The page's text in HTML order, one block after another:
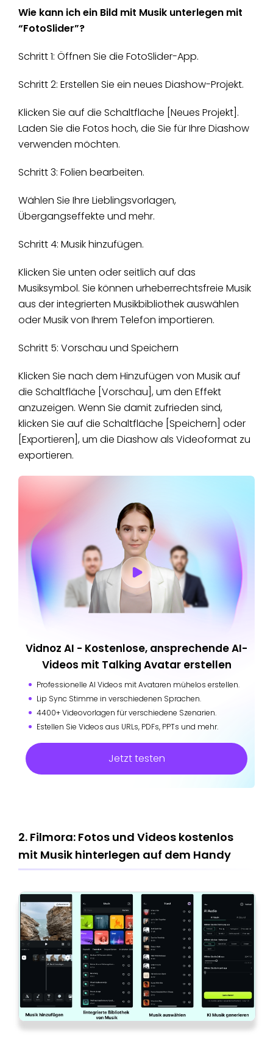
Wie kann ich ein Bild mit Musik unterlegen mit
“FotoSlider”?
Schritt 1: Öffnen Sie die FotoSlider-App.
Schritt 2: Erstellen Sie ein neues Diashow-Projekt.
Klicken Sie auf die Schaltfläche [Neues Projekt].
Laden Sie die Fotos hoch, die Sie für Ihre Diashow
verwenden möchten.
Schritt 3: Folien bearbeiten.
Wählen Sie Ihre Lieblingsvorlagen,
Übergangseffekte und mehr.
Schritt 4: Musik hinzufügen.
Klicken Sie unten oder seitlich auf das
Musiksymbol. Sie können urheberrechtsfreie Musik
aus der integrierten Musikbibliothek auswählen
oder Musik von Ihrem Telefon importieren.
Schritt 5: Vorschau und Speichern
Klicken Sie nach dem Hinzufügen von Musik auf
die Schaltfläche [Vorschau], um den Effekt
anzuzeigen. Wenn Sie damit zufrieden sind,
klicken Sie auf die Schaltfläche [Speichern] oder
[Exportieren], um die Diashow als Videoformat zu
exportieren.
Vidnoz AI - Kostenlose, ansprechende AI-
Videos mit Talking Avatar erstellen
Professionelle AI Videos mit Avataren mühelos erstellen.
Lip Sync Stimme in verschiedenen Sprachen.
4400+ Videovorlagen für verschiedene Szenarien.
Estellen Sie Videos aus URLs, PDFs, PPTs und mehr.
Jetzt testen
2. Filmora: Fotos und Videos kostenlos
mit Musik hinterlegen auf dem Handy